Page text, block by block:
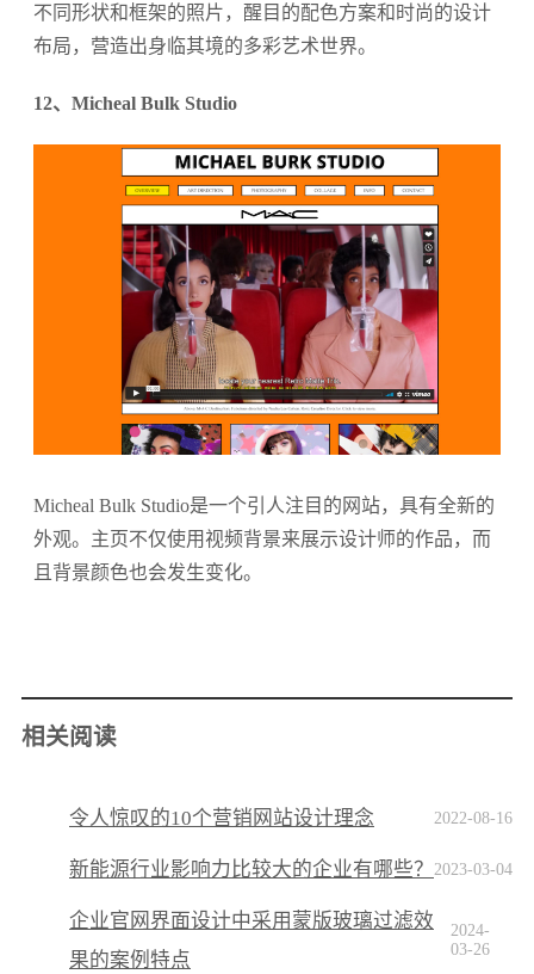
不同形状和框架的照片，醒目的配色方案和时尚的设计
布局，营造出身临其境的多彩艺术世界。
12、Micheal Bulk Studio
Micheal Bulk Studio是一个引人注目的网站，具有全新的
外观。主页不仅使用视频背景来展示设计师的作品，而
且背景颜色也会发生变化。
相关阅读
令人惊叹的10个营销网站设计理念 2022-08-16
新能源行业影响力比较大的企业有哪些？ 2023-03-04
企业官网界面设计中采用蒙版玻璃过滤效
果的案例特点
2024-
03-26